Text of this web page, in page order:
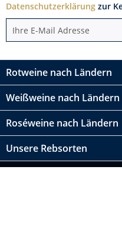
Datenschutzerklärung zur
Rotweine nach Ländern
Weißweine nach Ländern
Roséweine nach Ländern
Unsere Rebsorten